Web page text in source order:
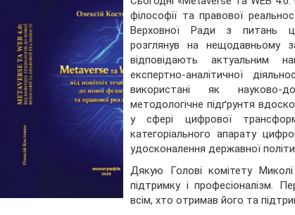
філософії та правової
Верховної Ради з питань
розглянув на нещодавньому
відповідають актуальним
експертно-аналітичної
використані як науково-
методологічне підґрунтя
у сфері цифрової
категоріального апарату
удосконалення державної
Дякую Голові комітету
підтримку і професіоналізм.
всім, хто отримав його та